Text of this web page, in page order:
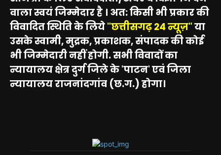
वाला स्वयं जिम्मेदार है । अत: किसी भी प्रकार की
विवादित स्थिति के लिये"छत्तीसगढ़ 24 न्यूज़"या
उसके स्वामी, मुद्रक, प्रकाशक, संपादक की कोई
भी जिम्मेदारी नहीं होगी. सभी विवादों का
न्यायालय क्षेत्र दुर्ग जिले के 'पाटन' एवं जिला
न्यायालय राजनांदगांव (छ.ग.) होगा।